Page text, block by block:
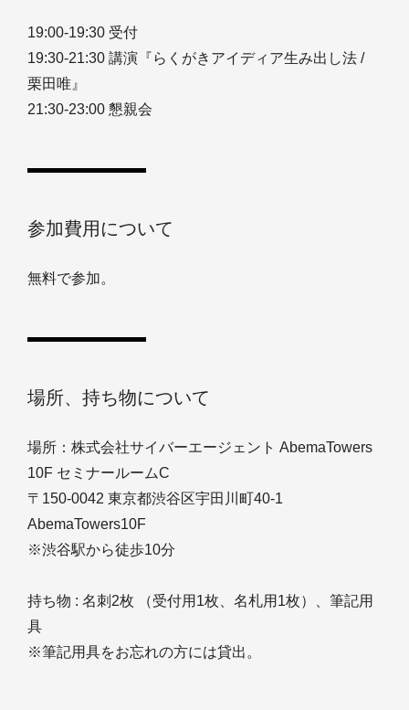
19:00-19:30 受付
19:30-21:30 講演『らくがきアイディア生み出し法 /
栗田唯』
21:30-23:00 懇親会
参加費用について
無料で参加。
場所、持ち物について
場所：株式会社サイバーエージェント AbemaTowers
10F セミナールームC
〒150-0042 東京都渋谷区宇田川町40-1
AbemaTowers10F
※渋谷駅から徒歩10分
持ち物 : 名刺2枚 （受付用1枚、名札用1枚）、筆記用
具
※筆記用具をお忘れの方には貸出。